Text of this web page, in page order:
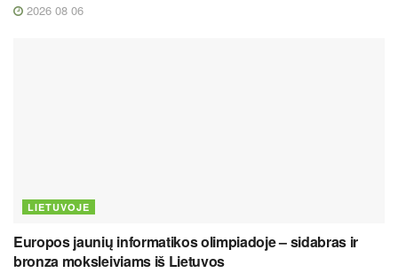
2026 08 06
LIETUVOJE
Europos jaunių informatikos olimpiadoje – sidabras ir
bronza moksleiviams iš Lietuvos